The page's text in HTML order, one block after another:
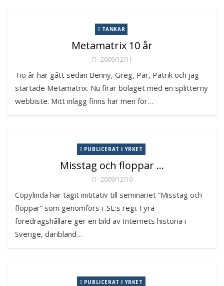
TANKAR
Metamatrix 10 år
2009/12/11
Tio år har gått sedan Benny, Greg, Pär, Patrik och jag
startade Metamatrix. Nu firar bolaget med en splitterny
webbiste. Mitt inlägg finns här men för…
PUBLICERAT I YRKET
Misstag och floppar …
2009/12/10
Copylinda har tagit inititativ till seminariet ”Misstag och
floppar” som genomförs i .SE:s regi. Fyra
föredragshållare ger en bild av Internets historia i
Sverige, däribland…
PUBLICERAT I YRKET